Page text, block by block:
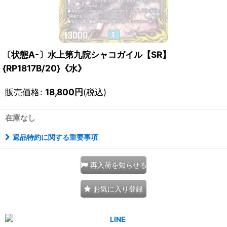
〔状態A-〕水上第九院シャコガイル【SR】
{RP1817B/20}《水》
販売価格: 18,800円(税込)
在庫なし
返品特約に関する重要事項
再入荷を知らせる
お気に入り登録